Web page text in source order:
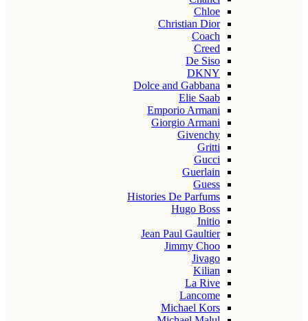
Chloe
Christian Dior
Coach
Creed
De Siso
DKNY
Dolce and Gabbana
Elie Saab
Emporio Armani
Giorgio Armani
Givenchy
Gritti
Gucci
Guerlain
Guess
Histories De Parfums
Hugo Boss
Initio
Jean Paul Gaultier
Jimmy Choo
Jivago
Kilian
La Rive
Lancome
Michael Kors